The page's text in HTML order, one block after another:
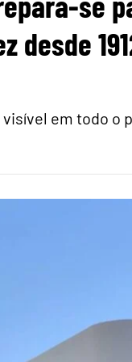
desde
em todo o